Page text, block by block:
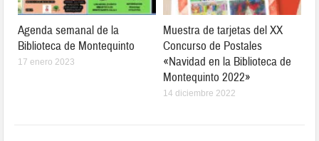
Agenda semanal de la
Biblioteca de Montequinto
17 enero 2023
Muestra de tarjetas del XX
Concurso de Postales
«Navidad en la Biblioteca de
Montequinto 2022»
14 diciembre 2022